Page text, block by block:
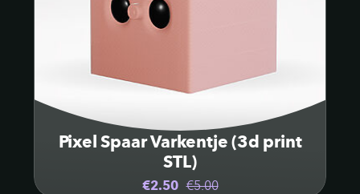
Pixel Spaar Varkentje (3d print
STL)
€2.50 €5.00